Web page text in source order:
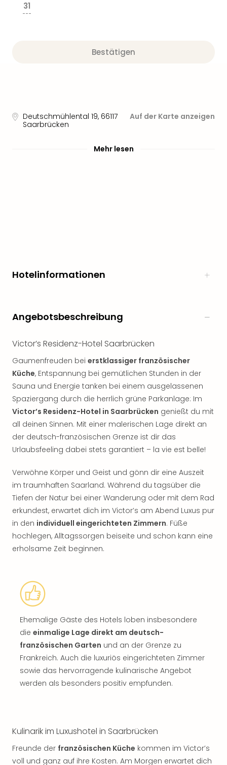
31
---
Bestätigen
Deutschmühlental 19, 66117
Saarbrücken
Auf der Karte anzeigen
Mehr lesen
Hotelinformationen
Angebotsbeschreibung
Victor’s Residenz-Hotel Saarbrücken
Gaumenfreuden bei erstklassiger französischer
Küche, Entspannung bei gemütlichen Stunden in der
Sauna und Energie tanken bei einem ausgelassenen
Spaziergang durch die herrlich grüne Parkanlage: Im
Victor’s Residenz-Hotel in Saarbrücken genießt du mit
all deinen Sinnen. Mit einer malerischen Lage direkt an
der deutsch-französischen Grenze ist dir das
Urlaubsfeeling dabei stets garantiert – la vie est belle!
Verwöhne Körper und Geist und gönn dir eine Auszeit
im traumhaften Saarland. Während du tagsüber die
Tiefen der Natur bei einer Wanderung oder mit dem Rad
erkundest, erwartet dich im Victor’s am Abend Luxus pur
in den individuell eingerichteten Zimmern. Füße
hochlegen, Alltagssorgen beiseite und schon kann eine
erholsame Zeit beginnen.
Ehemalige Gäste des Hotels loben insbesondere
die einmalige Lage direkt am deutsch-
französischen Garten und an der Grenze zu
Frankreich. Auch die luxuriös eingerichteten Zimmer
sowie das hervorragende kulinarische Angebot
werden als besonders positiv empfunden.
Kulinarik im Luxushotel in Saarbrücken
Freunde der französischen Küche kommen im Victor’s
voll und ganz auf ihre Kosten. Am Morgen erwartet dich